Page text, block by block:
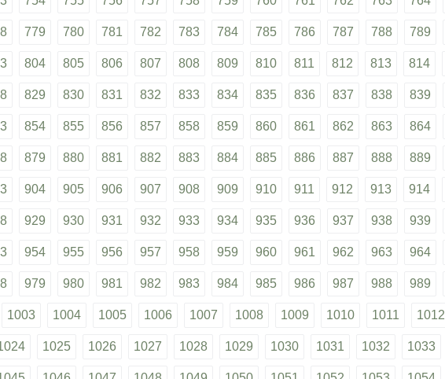
779 780 781 782 783 784 785 786 787 788 789
804 805 806 807 808 809 810 811 812 813 814
829 830 831 832 833 834 835 836 837 838 839
854 855 856 857 858 859 860 861 862 863 864
879 880 881 882 883 884 885 886 887 888 889
904 905 906 907 908 909 910 911 912 913 914
929 930 931 932 933 934 935 936 937 938 939
954 955 956 957 958 959 960 961 962 963 964
979 980 981 982 983 984 985 986 987 988 989
1003 1004 1005 1006 1007 1008 1009 1010 1011 1012
1025 1026 1027 1028 1029 1030 1031 1032 1033